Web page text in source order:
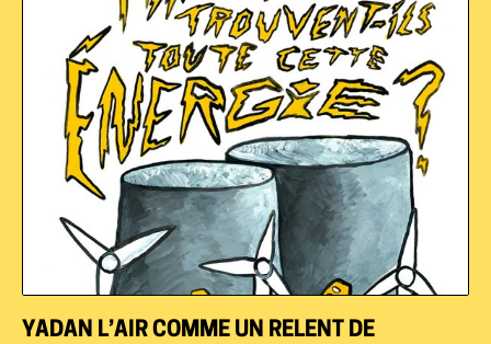
YADAN L’AIR COMME UN RELENT DE